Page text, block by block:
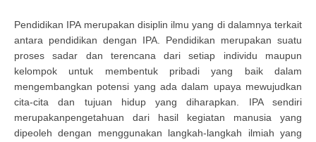
Pendidikan IPA merupakan disiplin ilmu yang di dalamnya terkait
antara pendidikan dengan IPA. Pendidikan merupakan suatu
proses sadar dan terencana dari setiap individu maupun
kelompok untuk membentuk pribadi yang baik dalam
mengembangkan potensi yang ada dalam upaya mewujudkan
cita-cita dan tujuan hidup yang diharapkan. IPA sendiri
merupakanpengetahuan dari hasil kegiatan manusia yang
dipeoleh dengan menggunakan langkah-langkah ilmiah yang